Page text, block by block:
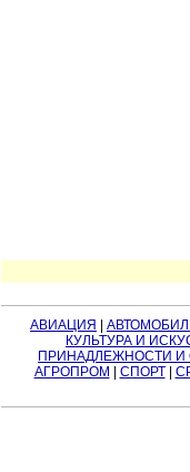
АВИАЦИЯ
КУЛЬТУРА И
ПРИНАДЛЕЖНОСТИ И
АГРОПРОМ
СПОРТ|